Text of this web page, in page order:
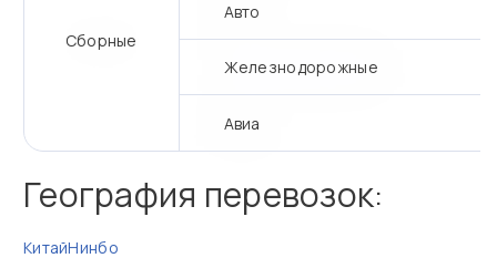
Сборные
Авто
Железнодорожные
Авиа
География перевозок:
КитайНинбо